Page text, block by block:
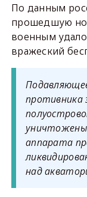
По данным
прошедшую
военным
вражеский
противника
уничтожены
аппарата
над